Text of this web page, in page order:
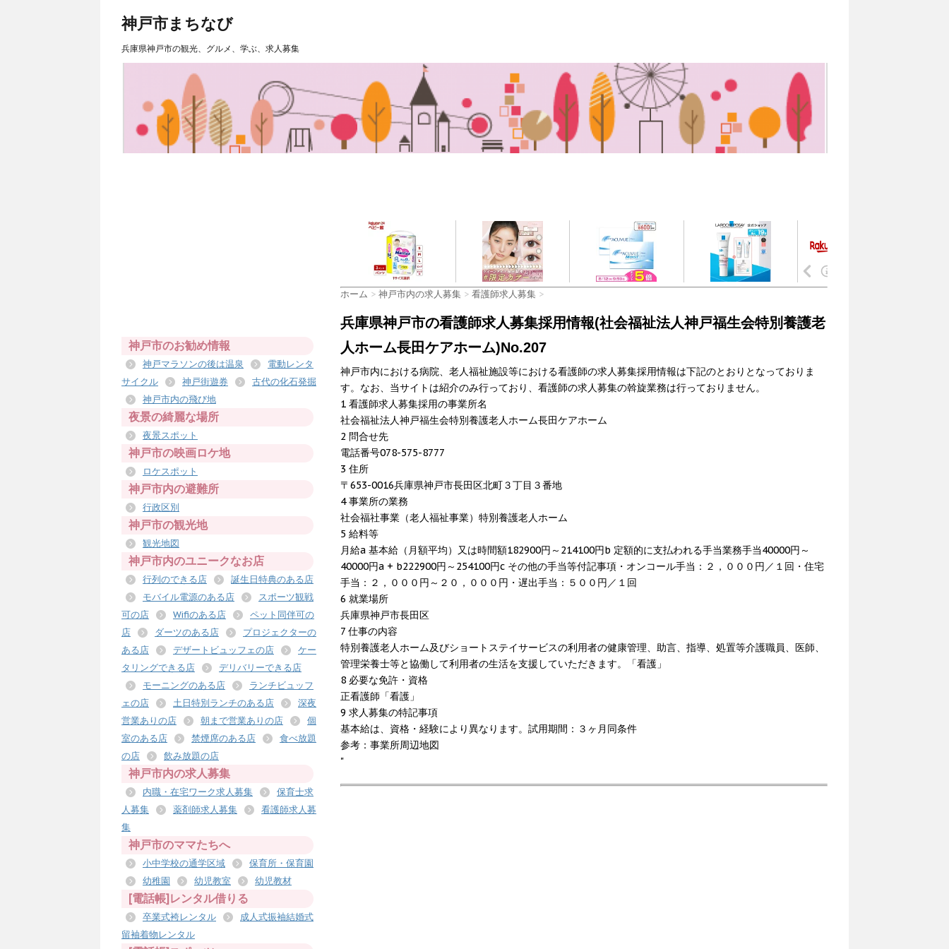
神戸市まちなび
兵庫県神戸市の観光、グルメ、学ぶ、求人募集
ホーム > 神戸市内の求人募集 > 看護師求人募集 >
兵庫県神戸市の看護師求人募集採用情報(社会福祉法人神戸福生会特別養護老
人ホーム長田ケアホーム)No.207
神戸市内における病院、老人福祉施設等における看護師の求人募集採用情報は下記のとおりとなっておりま
す。なお、当サイトは紹介のみ行っており、看護師の求人募集の斡旋業務は行っておりません。
1 看護師求人募集採用の事業所名
社会福祉法人神戸福生会特別養護老人ホーム長田ケアホーム
2 問合せ先
電話番号078-575-8777
3 住所
〒653-0016兵庫県神戸市長田区北町３丁目３番地
4 事業所の業務
社会福社事業（老人福祉事業）特別養護老人ホーム
5 給料等
月給a 基本給（月額平均）又は時間額182900円～214100円b 定額的に支払われる手当業務手当40000円～
40000円a + b222900円～254100円c その他の手当等付記事項・オンコール手当：２，０００円／１回・住宅
手当：２，０００円～２０，０００円・遅出手当：５００円／１回
6 就業場所
兵庫県神戸市長田区
7 仕事の内容
特別養護老人ホーム及びショートステイサービスの利用者の健康管理、助言、指導、処置等介護職員、医師、
管理栄養士等と協働して利用者の生活を支援していただきます。「看護」
8 必要な免許・資格
正看護師「看護」
9 求人募集の特記事項
基本給は、資格・経験により異なります。試用期間：３ヶ月同条件
参考：事業所周辺地図
"
神戸市のお勧め情報
神戸マラソンの後は温泉
電動レンタ
サイクル
神戸街遊券
古代の化石発掘
神戸市内の飛び地
夜景の綺麗な場所
夜景スポット
神戸市の映画ロケ地
ロケスポット
神戸市内の避難所
行政区別
神戸市の観光地
観光地図
神戸市内のユニークなお店
行列のできる店
誕生日特典のある店
モバイル電源のある店
スポーツ観戦
可の店
Wifiのある店
ペット同伴可の
店
ダーツのある店
プロジェクターの
ある店
デザートビュッフェの店
ケー
タリングできる店
デリバリーできる店
モーニングのある店
ランチビュッフ
ェの店
土日特別ランチのある店
深夜
営業ありの店
朝まで営業ありの店
個
室のある店
禁煙席のある店
食べ放題
の店
飲み放題の店
神戸市内の求人募集
内職・在宅ワーク求人募集
保育士求
人募集
薬剤師求人募集
看護師求人募
集
神戸市のママたちへ
小中学校の通学区域
保育所・保育園
幼稚園
幼児教室 幼児教材
[電話帳]レンタル借りる
卒業式袴レンタル
成人式振袖結婚式
留袖着物レンタル